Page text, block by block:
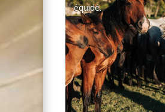
équidé.